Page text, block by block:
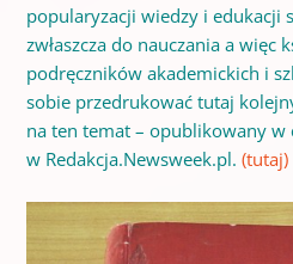
popularyzacji wiedzy i edukacji
zwłaszcza do nauczania a więc
podręczników akademickich i
sobie przedrukować tutaj
na ten temat – opublikowany w
w Redakcja.Newsweek.pl. (tutaj)